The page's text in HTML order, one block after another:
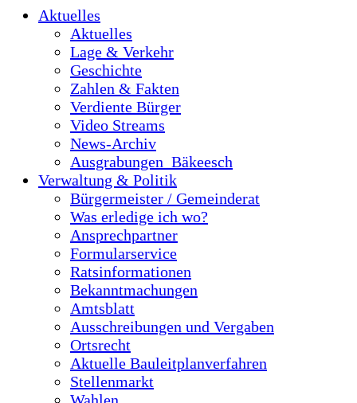
Aktuelles
Aktuelles
Lage & Verkehr
Geschichte
Zahlen & Fakten
Verdiente Bürger
Video Streams
News-Archiv
Ausgrabungen_Bäkeesch
Verwaltung & Politik
Bürgermeister / Gemeinderat
Was erledige ich wo?
Ansprechpartner
Formularservice
Ratsinformationen
Bekanntmachungen
Amtsblatt
Ausschreibungen und Vergaben
Ortsrecht
Aktuelle Bauleitplanverfahren
Stellenmarkt